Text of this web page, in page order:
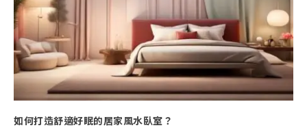
如何打造舒適好眠的居家風水臥室？